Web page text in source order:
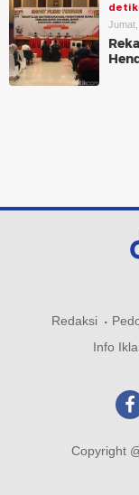
Redaksi
Info
Copyright